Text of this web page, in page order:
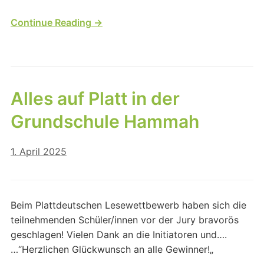
Continue Reading →
Alles auf Platt in der
Grundschule Hammah
1. April 2025
Beim Plattdeutschen Lesewettbewerb haben sich die
teilnehmenden Schüler/innen vor der Jury bravorös
geschlagen! Vielen Dank an die Initiatoren und….
…“Herzlichen Glückwunsch an alle Gewinner!„